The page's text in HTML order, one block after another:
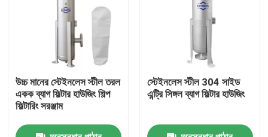
যোগাযোগ করুন
উদ্ধৃতির জন্য আবেদন
শিল্প জল ফিল্টারিং
শিল্প হেপা ফিল্টার
উচ্চ মানের স্টেইনলেস স্টীল তরল
একক ব্যাগ ফিল্টার হাউজিং শিল্প
ফিল্টারিং সরঞ্জাম
স্টেইনলেস স্টীল 304 সাইড
এন্ট্রি সিঙ্গল ব্যাগ ফিল্টার হাউজিং